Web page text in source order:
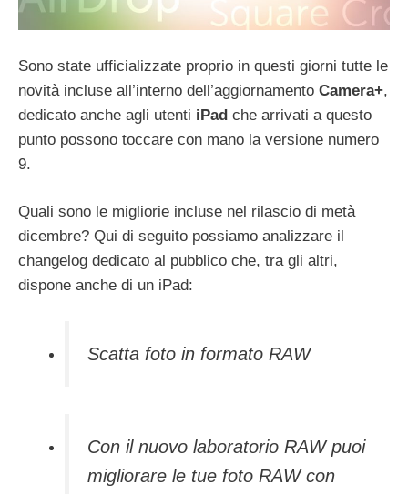
Sono state ufficializzate proprio in questi giorni tutte le
novità incluse all’interno dell’aggiornamento Camera+,
dedicato anche agli utenti iPad che arrivati a questo
punto possono toccare con mano la versione numero
9.
Quali sono le migliorie incluse nel rilascio di metà
dicembre? Qui di seguito possiamo analizzare il
changelog dedicato al pubblico che, tra gli altri,
dispone anche di un iPad:
Scatta foto in formato RAW
Con il nuovo laboratorio RAW puoi
migliorare le tue foto RAW con